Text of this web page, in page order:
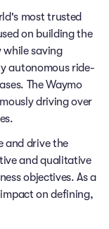
most trusted
on building the
saving
autonomous ride-
The Waymo
driving over
and drive the
and qualitative
objectives. As a
on defining,